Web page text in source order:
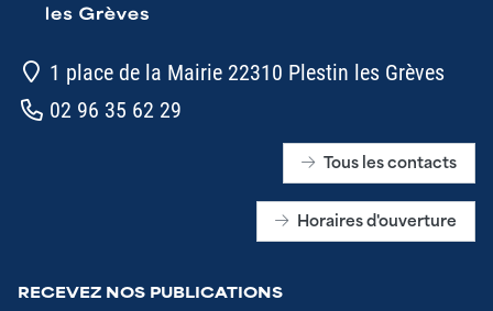
1 place de la Mairie 22310 Plestin les Grèves
02 96 35 62 29
Tous les contacts
Horaires d'ouverture
RECEVEZ NOS PUBLICATIONS